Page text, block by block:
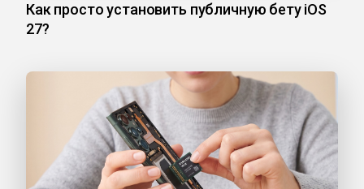
Как просто установить публичную бету iOS
27?